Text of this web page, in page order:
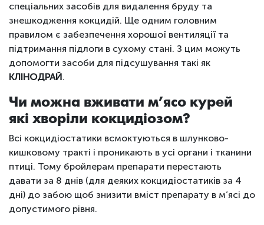
спеціальних засобів для видалення бруду та
знешкодження кокцидій. Ще одним головним
правилом є забезпечення хорошої вентиляції та
підтримання підлоги в сухому стані. З цим можуть
допомогти засоби для підсушування такі як
КЛІНОДРАЙ.
Чи можна вживати м’ясо курей
які хворіли кокцидіозом?
Всі кокцидіостатики всмоктуються в шлунково-
кишковому тракті і проникають в усі органи і тканини
птиці. Тому бройлерам препарати перестають
давати за 8 днів (для деяких кокцидіостатиків за 4
дні) до забою щоб знизити вміст препарату в м’ясі до
допустимого рівня.